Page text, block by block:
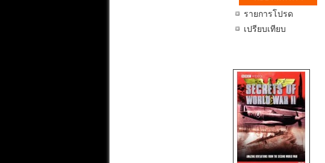
รายการโปรด
เปรียบเทียบ